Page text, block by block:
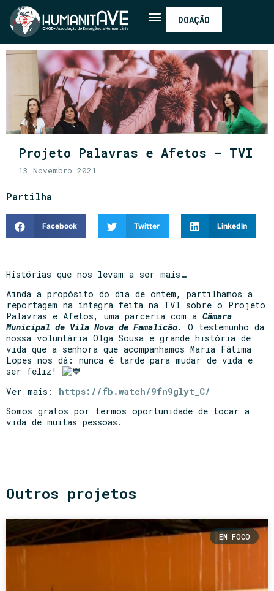
DOAÇÃO
Projeto Palavras e Afetos – TVI
13 Novembro 2021
Partilha
Facebook Twitter LinkedIn
Histórias que nos levam a ser mais…
Ainda a propósito do dia de ontem, partilhamos a
reportagem na íntegra feita na TVI sobre o Projeto
Palavras e Afetos, uma parceria com a Câmara
Municipal de Vila Nova de Famalicão.
O testemunho da
nossa voluntária Olga Sousa e grande história de
vida que a senhora que acompanhamos Maria Fátima
Lopes nos dá: nunca é tarde para mudar de vida e
ser feliz!
Ver mais:
https://fb.watch/9fn9glyt_C/
Somos gratos por termos oportunidade de tocar a
vida de muitas pessoas.
Outros projetos
EM FOCO